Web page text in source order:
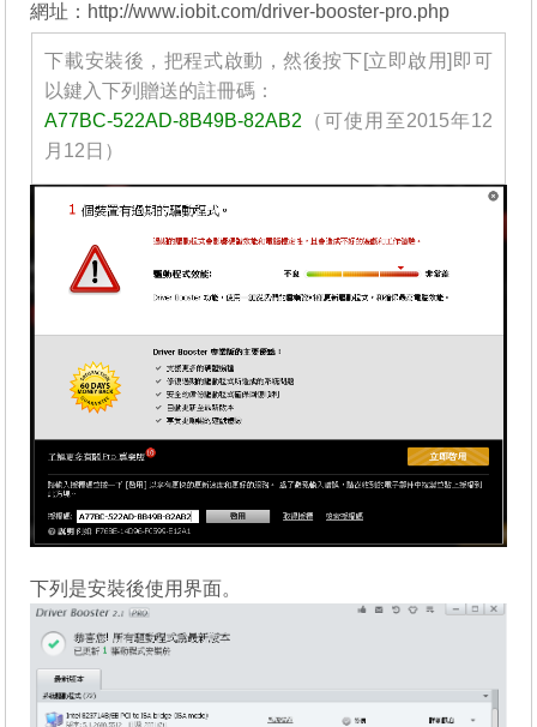
網址：http://www.iobit.com/driver-booster-pro.php
下載安裝後，把程式啟動，然後按下[立即啟用]即可
以鍵入下列贈送的註冊碼：
A77BC-522AD-8B49B-82AB2 （可使用至2015年12
月12日）
下列是安裝後使用界面。